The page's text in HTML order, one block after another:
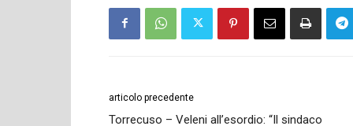
articolo precedente
Torrecuso – Veleni all’esordio: “Il sindaco